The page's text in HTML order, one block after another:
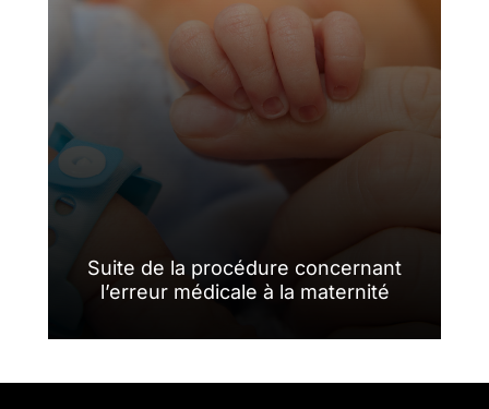
Suite de la procédure concernant
l’erreur médicale à la maternité